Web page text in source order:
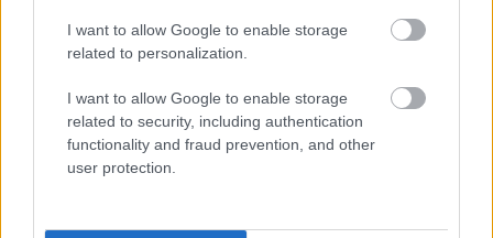
I want to allow Google to enable storage
related to personalization.
I want to allow Google to enable storage
related to security, including authentication
functionality and fraud prevention, and other
user protection.